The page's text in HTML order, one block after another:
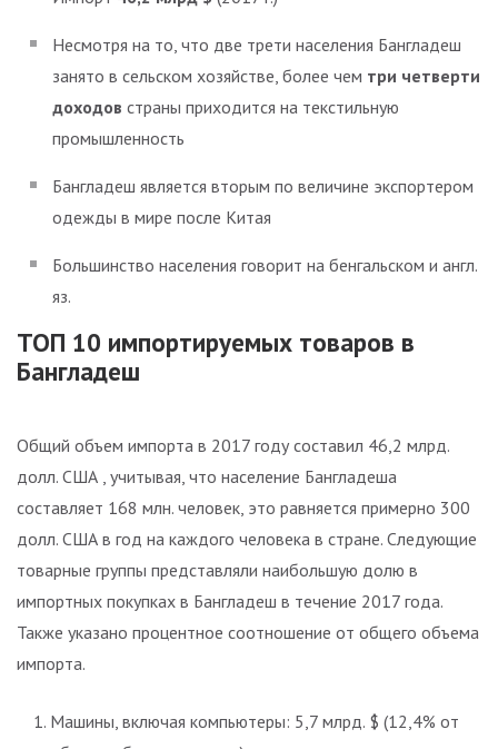
Несмотря на то, что две трети населения Бангладеш
занято в сельском хозяйстве, более чем три четверти
доходов страны приходится на текстильную
промышленность
Бангладеш является вторым по величине экспортером
одежды в мире после Китая
Большинство населения говорит на бенгальском и англ.
яз.
ТОП 10 импортируемых товаров в
Бангладеш
Общий объем импорта в 2017 году составил 46,2 млрд.
долл. США , учитывая, что население Бангладеша
составляет 168 млн. человек, это равняется примерно 300
долл. США в год на каждого человека в стране. Следующие
товарные группы представляли наибольшую долю в
импортных покупках в Бангладеш в течение 2017 года.
Также указано процентное соотношение от общего объема
импорта.
Машины, включая компьютеры: 5,7 млрд. $ (12,4% от